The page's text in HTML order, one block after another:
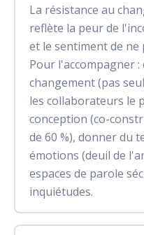
La résistance au
reflète la peur de
et le sentiment de
Pour l'accompagner
changement (pas
les collaborateurs le
conception (co-
de 60 %), donner du
émotions (deuil de
espaces de parole
inquiétudes.